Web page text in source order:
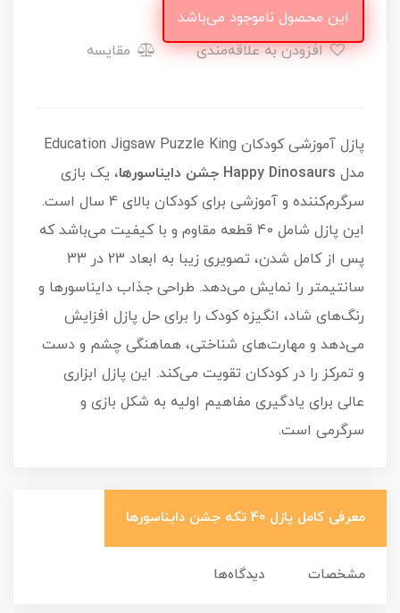
این محصول ناموجود می‌باشد
افزودن به علاقه‌مندی
مقایسه
پازل آموزشی کودکان Education Jigsaw Puzzle King
مدل Happy Dinosaurs جشن دایناسورها
، یک بازی
سرگرم‌کننده و آموزشی برای کودکان بالای 4 سال است.
این پازل شامل 40 قطعه مقاوم و با کیفیت می‌باشد که
پس از کامل شدن، تصویری زیبا به ابعاد 23 در 33
سانتیمتر را نمایش می‌دهد. طراحی جذاب دایناسورها و
رنگ‌های شاد، انگیزه کودک را برای حل پازل افزایش
می‌دهد و مهارت‌های شناختی، هماهنگی چشم و دست
و تمرکز را در کودکان تقویت می‌کند. این پازل ابزاری
عالی برای یادگیری مفاهیم اولیه به شکل بازی و
سرگرمی است.
معرفی کامل پازل 40 تکه جشن دایناسورها
مشخصات دیدگاه‌ها